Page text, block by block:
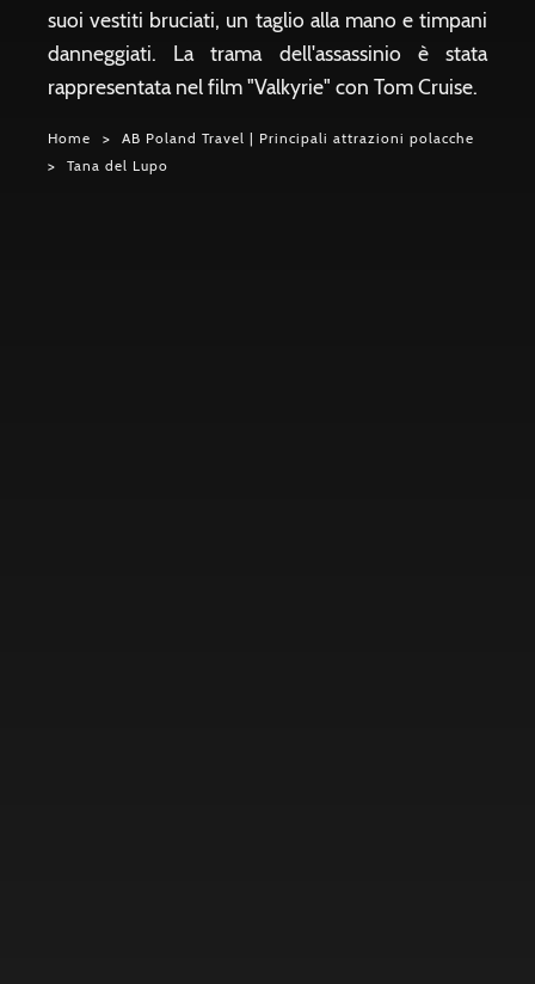
suoi vestiti bruciati, un taglio alla mano e timpani
danneggiati. La trama dell'assassinio è stata
rappresentata nel film "Valkyrie" con Tom Cruise.
Home
AB Poland Travel | Principali attrazioni polacche
Tana del Lupo